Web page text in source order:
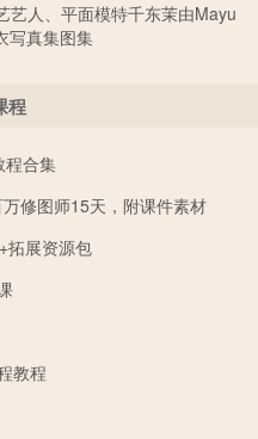
艺人、平面模特千东茉由Mayu
写真集图集
程
程合集
修图师15天，附课件素材
拓展资源包
教程